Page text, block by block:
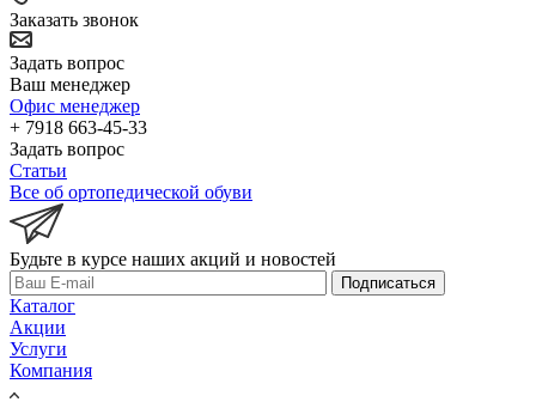
Заказать звонок
Задать вопрос
Ваш менеджер
Офис менеджер
+ 7918 663-45-33
Задать вопрос
Статьи
Все об ортопедической обуви
Будьте в курсе наших акций и новостей
Подписаться
Каталог
Акции
Услуги
Компания